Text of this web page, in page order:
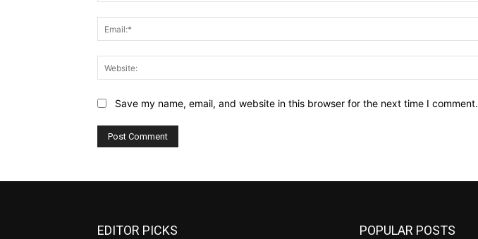
Save my name, email, and website in this browser for the next time I comment.
EDITOR PICKS POPULAR POSTS